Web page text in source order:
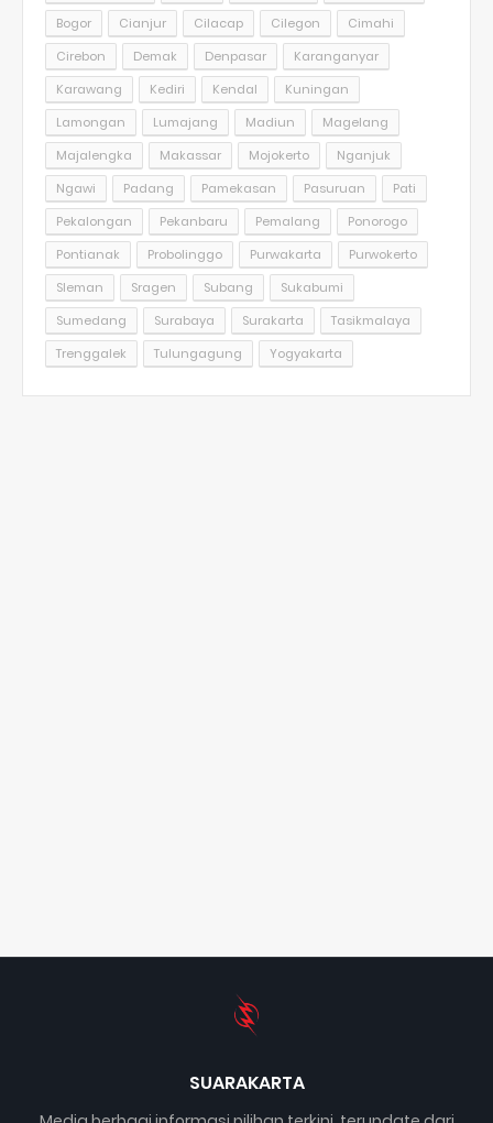
Bogor
Cianjur Cilacap Cilegon
Cimahi
Cirebon
Demak Denpasar
Karanganyar
Karawang
Kediri Kendal
Kuningan
Lamongan
Lumajang Madiun
Magelang
Majalengka
Makassar Mojokerto
Nganjuk
Ngawi
Padang Pamekasan Pasuruan
Pati
Pekalongan
Pekanbaru Pemalang
Ponorogo
Pontianak
Probolinggo Purwakarta
Purwokerto
Sleman
Sragen Subang
Sukabumi
Sumedang
Surabaya Surakarta
Tasikmalaya
Trenggalek
Tulungagung Yogyakarta
SUARAKARTA